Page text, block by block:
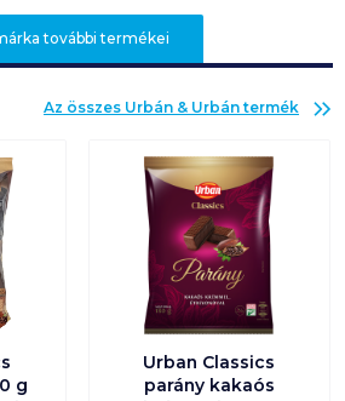
további termékei
Az összes Urbán & Urbán termék
g
Urban Classics
parány kakaós